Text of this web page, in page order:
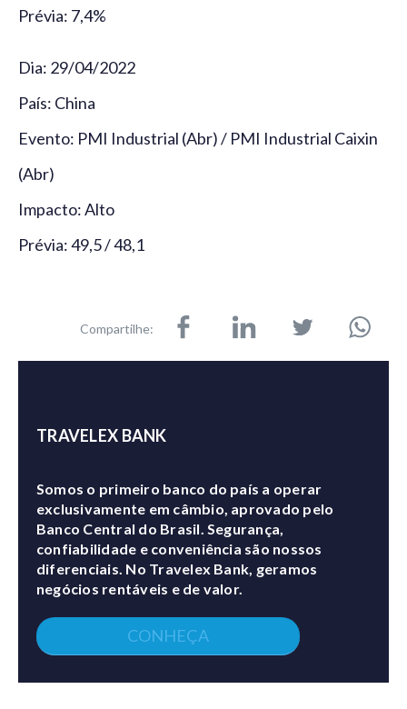
Prévia: 7,4%
Dia: 29/04/2022
País: China
Evento: PMI Industrial (Abr) / PMI Industrial Caixin
(Abr)
Impacto: Alto
Prévia: 49,5 / 48,1
Compartilhe:
TRAVELEX BANK
Somos o primeiro banco do país a operar
exclusivamente em câmbio, aprovado pelo
Banco Central do Brasil. Segurança,
confiabilidade e conveniência são nossos
diferenciais. No Travelex Bank, geramos
negócios rentáveis e de valor.
CONHEÇA